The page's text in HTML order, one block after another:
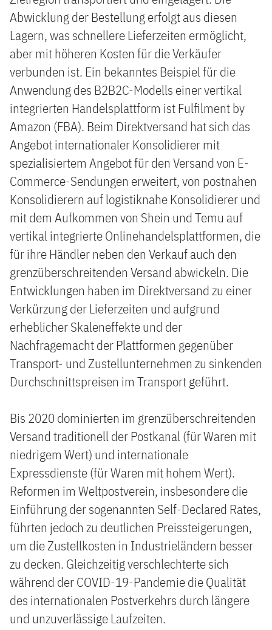
Abwicklung der Bestellung erfolgt aus diesen
Lagern, was schnellere Lieferzeiten ermöglicht,
aber mit höheren Kosten für die Verkäufer
verbunden ist. Ein bekanntes Beispiel für die
Anwendung des B2B2C-Modells einer vertikal
integrierten Handelsplattform ist Fulfilment by
Amazon (FBA). Beim Direktversand hat sich das
Angebot internationaler Konsolidierer mit
spezialisiertem Angebot für den Versand von E-
Commerce-Sendungen erweitert, von postnahen
Konsolidierern auf logistiknahe Konsolidierer und
mit dem Aufkommen von Shein und Temu auf
vertikal integrierte Onlinehandelsplattformen, die
für ihre Händler neben den Verkauf auch den
grenzüberschreitenden Versand abwickeln. Die
Entwicklungen haben im Direktversand zu einer
Verkürzung der Lieferzeiten und aufgrund
erheblicher Skaleneffekte und der
Nachfragemacht der Plattformen gegenüber
Transport- und Zustellunternehmen zu sinkenden
Durchschnittspreisen im Transport geführt.
Bis 2020 dominierten im grenzüberschreitenden
Versand traditionell der Postkanal (für Waren mit
niedrigem Wert) und internationale
Expressdienste (für Waren mit hohem Wert).
Reformen im Weltpostverein, insbesondere die
Einführung der sogenannten Self-Declared Rates,
führten jedoch zu deutlichen Preissteigerungen,
um die Zustellkosten in Industrieländern besser
zu decken. Gleichzeitig verschlechterte sich
während der COVID-19-Pandemie die Qualität
des internationalen Postverkehrs durch längere
und unzuverlässige Laufzeiten.